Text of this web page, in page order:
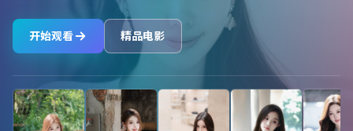
开始观看 精品电影